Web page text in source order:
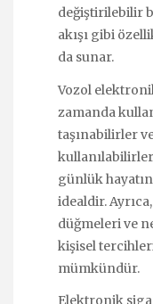
değiştirilebilir
akışı gibi
da sunar.
Vozol
zamanda
taşınabilirler
günlük
idealdir.
düğmeleri ve
kişisel
mümkündür.
Elektronik